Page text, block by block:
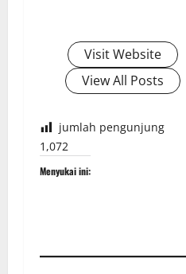
Visit Website
View All Posts
jumlah pengunjung
1,072
Menyukai ini: